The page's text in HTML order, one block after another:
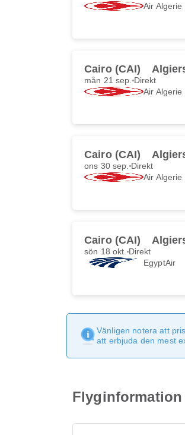
Air Algerie
Cairo (CAI)
mån 21 sep. Direkt
Air Algerie
Cairo (CAI)
ons 30 sep. Direkt
Air Algerie
Cairo (CAI)
sön 18 okt. Direkt
EgyptAir
Vänligen notera att
att erbjuda den mest